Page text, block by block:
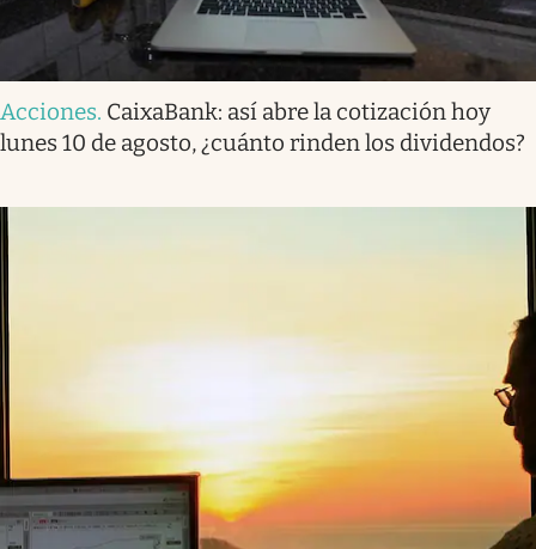
Acciones. CaixaBank: así abre la cotización hoy
lunes 10 de agosto, ¿cuánto rinden los dividendos?